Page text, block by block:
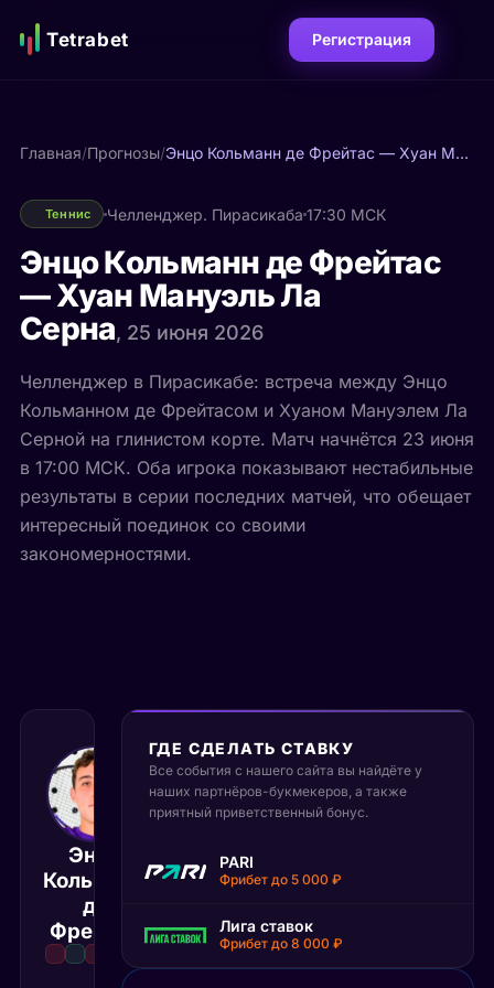
Tetrabet Регистрация
Главная/Прогнозы/ Энцо Кольманн де Фрейтас — Хуан Мануэль Ла Серна
Теннис Челленджер. Пирасикаба 17:30 МСК
Энцо Кольманн де Фрейтас
— Хуан Мануэль Ла
Серна, 25 июня 2026
Челленджер в Пирасикабе: встреча между Энцо
Кольманном де Фрейтасом и Хуаном Мануэлем Ла
Серной на глинистом корте. Матч начнётся 23 июня
в 17:00 МСК. Оба игрока показывают нестабильные
результаты в серии последних матчей, что обещает
интересный поединок со своими
закономерностями.
Энцо
Кольманн
де
Фрейтас
25 июня 2026
17:30 МСК
1:2
ГДЕ СДЕЛАТЬ СТАВКУ
Все события с нашего сайта вы найдёте у
наших партнёров-букмекеров, а также
приятный приветственный бонус.
PARI
Фрибет до 5 000 ₽
Лига ставок
Фрибет до 8 000 ₽